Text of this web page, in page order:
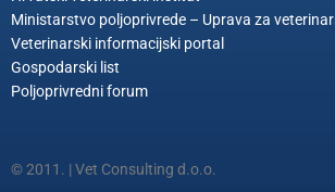
Ministarstvo poljoprivrede – Uprava za
Veterinarski informacijski portal
Gospodarski list
Poljoprivredni forum
© 2011. | Vet Consulting d.o.o.